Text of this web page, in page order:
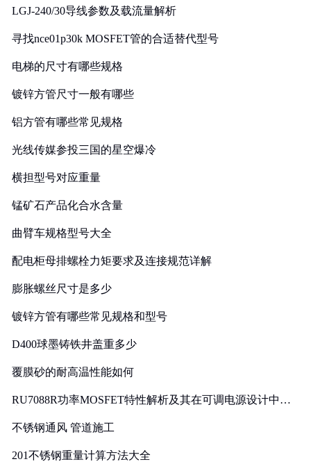
LGJ-240/30导线参数及载流量解析
寻找nce01p30k MOSFET管的合适替代型号
电梯的尺寸有哪些规格
镀锌方管尺寸一般有哪些
铝方管有哪些常见规格
光线传媒参投三国的星空爆冷
横担型号对应重量
锰矿石产品化合水含量
曲臂车规格型号大全
配电柜母排螺栓力矩要求及连接规范详解
膨胀螺丝尺寸是多少
镀锌方管有哪些常见规格和型号
D400球墨铸铁井盖重多少
覆膜砂的耐高温性能如何
RU7088R功率MOSFET特性解析及其在可调电源设计中的
不锈钢通风 管道施工
201不锈钢重量计算方法大全